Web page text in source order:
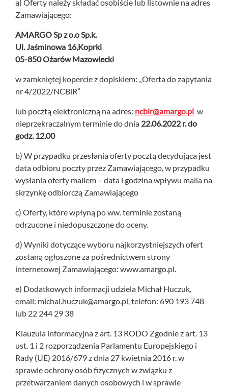
a) Oferty należy składać osobiście lub listownie na adres
Zamawiającego:
AMARGO Sp z o.o Sp.k.
Ul. Jaśminowa 16,Koprki
05-850 Ożarów Mazowiecki
w zamkniętej kopercie z dopiskiem: „Oferta do zapytania
nr 4/2022/NCBiR”
lub pocztą elektroniczną na adres: ncbir@amargo.pl w
nieprzekraczalnym terminie do dnia 22.06.2022 r. do
godz. 12.00
b) W przypadku przesłania oferty pocztą decydująca jest
data odbioru poczty przez Zamawiającego, w przypadku
wysłania oferty mailem – data i godzina wpływu maila na
skrzynkę odbiorczą Zamawiającego
c) Oferty, które wpłyną po ww. terminie zostaną
odrzucone i niedopuszczone do oceny.
d) Wyniki dotyczące wyboru najkorzystniejszych ofert
zostaną ogłoszone za pośrednictwem strony
internetowej Zamawiającego: www.amargo.pl.
e) Dodatkowych informacji udziela Michał Huczuk,
email: michal.huczuk@amargo.pl, telefon: 690 193 748
lub 22 244 29 38
Klauzula informacyjna z art. 13 RODO Zgodnie z art. 13
ust. 1 i 2 rozporządzenia Parlamentu Europejskiego i
Rady (UE) 2016/679 z dnia 27 kwietnia 2016 r. w
sprawie ochrony osób fizycznych w związku z
przetwarzaniem danych osobowych i w sprawie